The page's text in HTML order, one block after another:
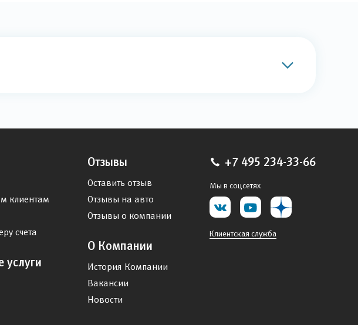
клиентам
счета
услуги
Отзывы
Оставить отзыв
Отзывы на авто
Отзывы о компании
О Компании
История Компании
Вакансии
Новости
+7 495 234-33-66
Мы в соцсетях
Клиентская служба